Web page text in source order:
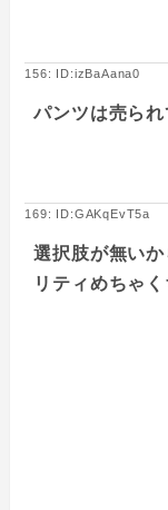
156: ID:izBaAana0
パンツは売ら
169: ID:GAKqEvT5a
選択肢が無い
リティめちゃ